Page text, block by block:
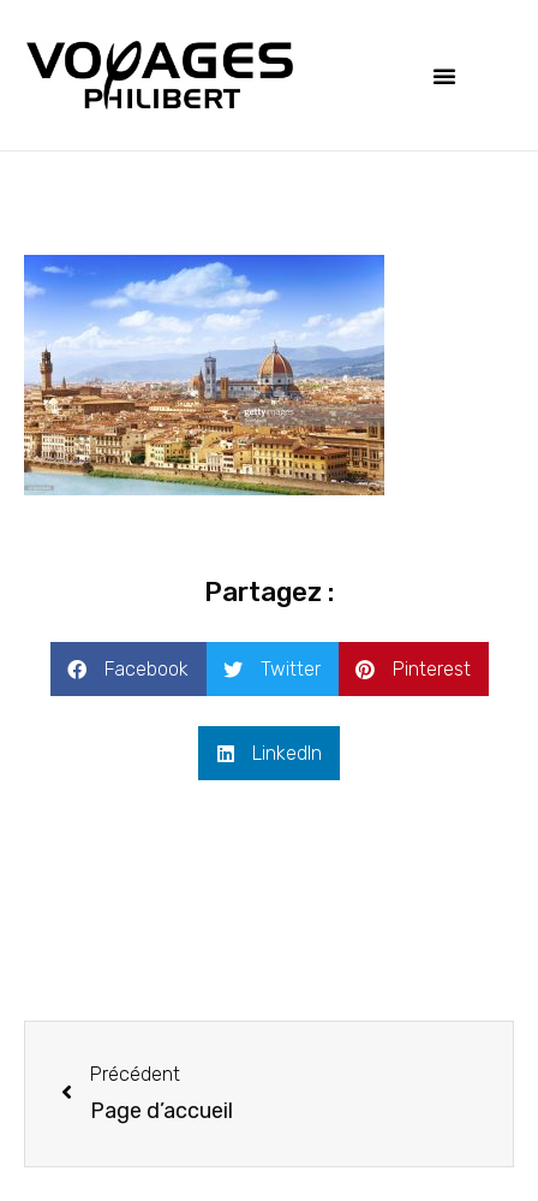
Partagez :
Facebook Twitter Pinterest
LinkedIn
Précédent
Page d’accueil